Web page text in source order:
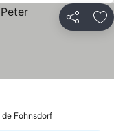
Partilhar
de Fohnsdorf